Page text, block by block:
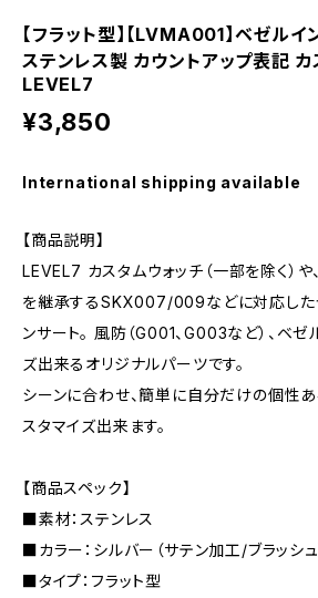
【フラット型】【LVMA001】ベゼル
ステンレス製 カウントアップ表記
LEVEL7
¥3,850
International shipping available
【商品説明】
LEVEL7 カスタムウォッチ（一部を除く）
を継承するSKX007/009などに対応した
ンサート。 風防（G001、G003など）、ベ
ズ出来るオリジナルパーツです。
シーンに合わせ、簡単に自分だけの個性
スタマイズ出来ます。
【商品スペック】
■素材：ステンレス
■カラー：シルバー（サテン加工/ブラッシュ
■タイプ：フラット型